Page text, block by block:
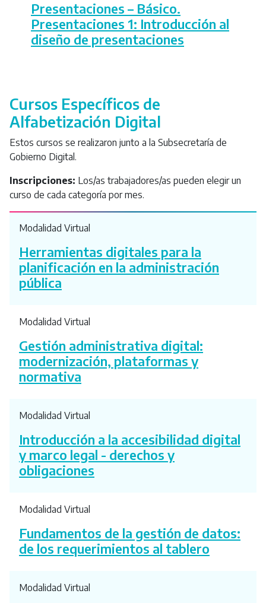
Presentaciones – Básico.
Presentaciones 1: Introducción al
diseño de presentaciones
Cursos Específicos de
Alfabetización Digital
Estos cursos se realizaron junto a la Subsecretaría de
Gobierno Digital.
Inscripciones: Los/as trabajadores/as pueden elegir un
curso de cada categoría por mes.
Modalidad Virtual
Herramientas digitales para la
planificación en la administración
pública
Modalidad Virtual
Gestión administrativa digital:
modernización, plataformas y
normativa
Modalidad Virtual
Introducción a la accesibilidad digital
y marco legal - derechos y
obligaciones
Modalidad Virtual
Fundamentos de la gestión de datos:
de los requerimientos al tablero
Modalidad Virtual